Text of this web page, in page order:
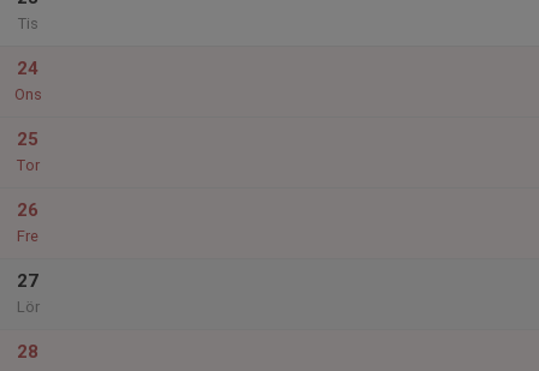
Tis
24
Ons
25
Tor
26
Fre
27
Lör
28